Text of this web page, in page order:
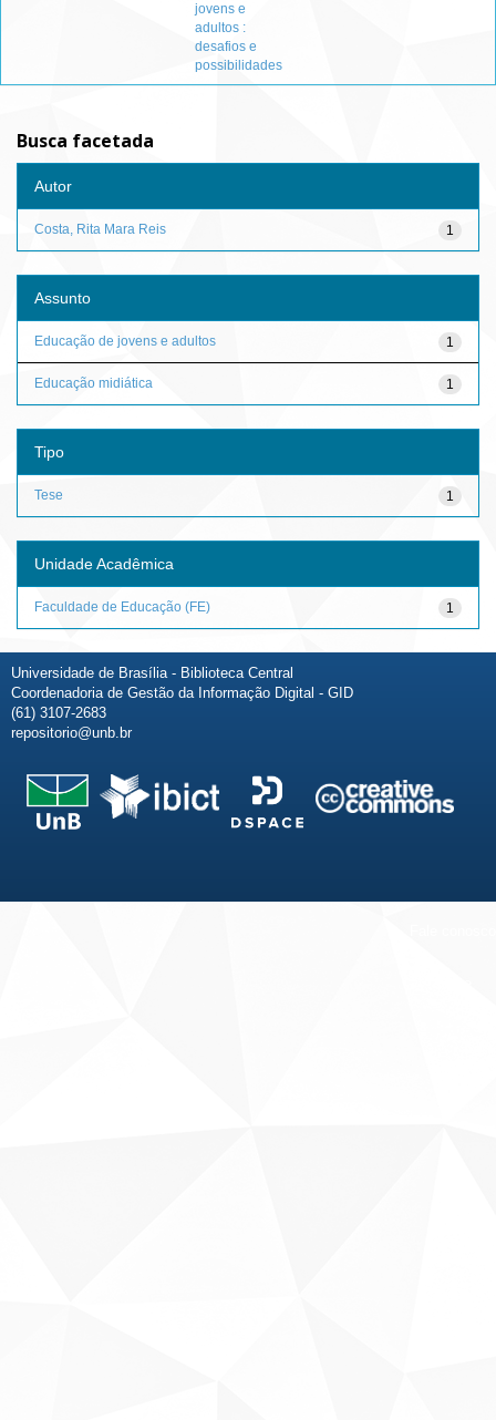
jovens e
adultos :
desafios e
possibilidades
Busca facetada
Autor
1
Costa, Rita Mara Reis
Assunto
1
Educação de jovens e adultos
1
Educação midiática
Tipo
1
Tese
Unidade Acadêmica
1
Faculdade de Educação (FE)
Universidade de Brasília - Biblioteca Central
Coordenadoria de Gestão da Informação Digital - GID
(61) 3107-2683
repositorio@unb.br